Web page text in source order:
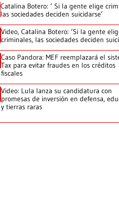
Catalina Botero: ‘ Si la gente elige
las sociedades deciden suicidarse’
Video, Catalina Botero: ‘Si la gente
criminales, las sociedades deciden
Caso Pandora: MEF reemplazará el
Tax para evitar fraudes en los créditos
fiscales
Video: Lula lanza su candidatura con
promesas de inversión en defensa,
y tierras raras